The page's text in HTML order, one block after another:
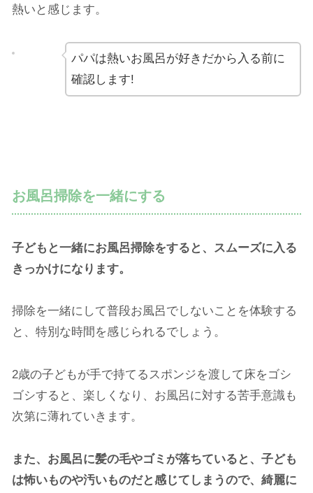
熱いと感じます。
パパは熱いお風呂が好きだから入る前に
確認します!
お風呂掃除を一緒にする
子どもと一緒にお風呂掃除をすると、スムーズに入る
きっかけになります。
掃除を一緒にして普段お風呂でしないことを体験する
と、特別な時間を感じられるでしょう。
2歳の子どもが手で持てるスポンジを渡して床をゴシ
ゴシすると、楽しくなり、お風呂に対する苦手意識も
次第に薄れていきます。
また、お風呂に髪の毛やゴミが落ちていると、子ども
は怖いものや汚いものだと感じてしまうので、綺麗に